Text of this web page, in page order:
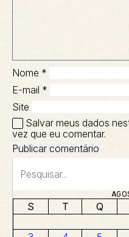
Nome *
E-mail *
Site
Salvar meus dados
vez que eu comentar.
S T Q